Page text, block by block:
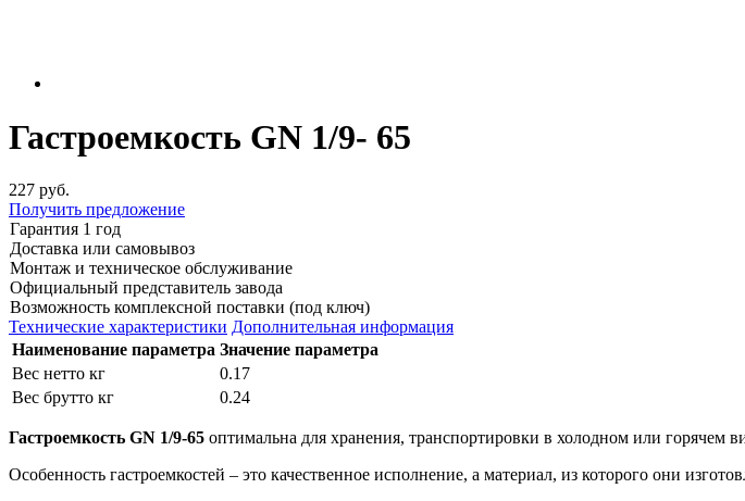
Гастроемкость GN 1/9- 65
227 руб.
Получить предложение
Гарантия 1 год
Доставка или самовывоз
Монтаж и техническое обслуживание
Официальный представитель завода
Возможность комплексной поставки (под ключ)
Технические характеристики Дополнительная информация
Наименование параметра Значение параметра
Вес нетто кг
0.17
Вес брутто кг
0.24
Гастроемкость GN 1/9-65 оптимальна для хранения, транспортировки в холодном или горячем
Особенность гастроемкостей – это качественное исполнение, а материал, из которого они